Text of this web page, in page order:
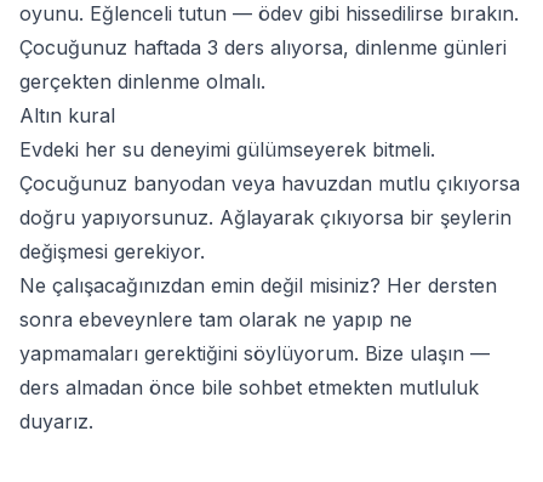
oyunu. Eğlenceli tutun — ödev gibi hissedilirse bırakın.
Çocuğunuz haftada 3 ders alıyorsa, dinlenme günleri
gerçekten dinlenme olmalı.
Altın kural
Evdeki her su deneyimi gülümseyerek bitmeli.
Çocuğunuz banyodan veya havuzdan mutlu çıkıyorsa
doğru yapıyorsunuz. Ağlayarak çıkıyorsa bir şeylerin
değişmesi gerekiyor.
Ne çalışacağınızdan emin değil misiniz? Her dersten
sonra ebeveynlere tam olarak ne yapıp ne
yapmamaları gerektiğini söylüyorum. Bize ulaşın —
ders almadan önce bile sohbet etmekten mutluluk
duyarız.